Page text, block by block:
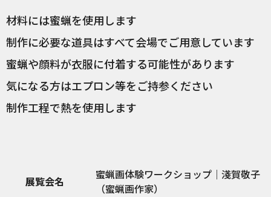
材料には蜜蝋を使用します
制作に必要な道具はすべて会場でご用意しています
蜜蝋や顔料が衣服に付着する可能性があります
気になる方はエプロン等をご持参ください
制作工程で熱を使用します
展覧会名
蜜蝋画体験ワークショップ｜淺賀敬子
（蜜蝋画作家）